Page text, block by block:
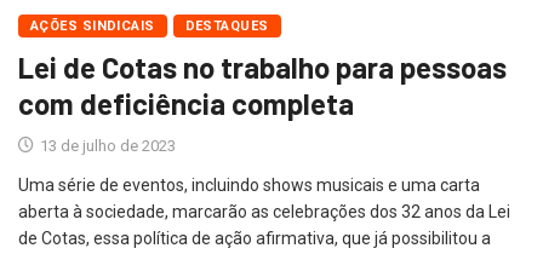
AÇÕES SINDICAIS DESTAQUES
Lei de Cotas no trabalho para pessoas
com deficiência completa
13 de julho de 2023
Uma série de eventos, incluindo shows musicais e uma carta
aberta à sociedade, marcarão as celebrações dos 32 anos da Lei
de Cotas, essa política de ação afirmativa, que já possibilitou a